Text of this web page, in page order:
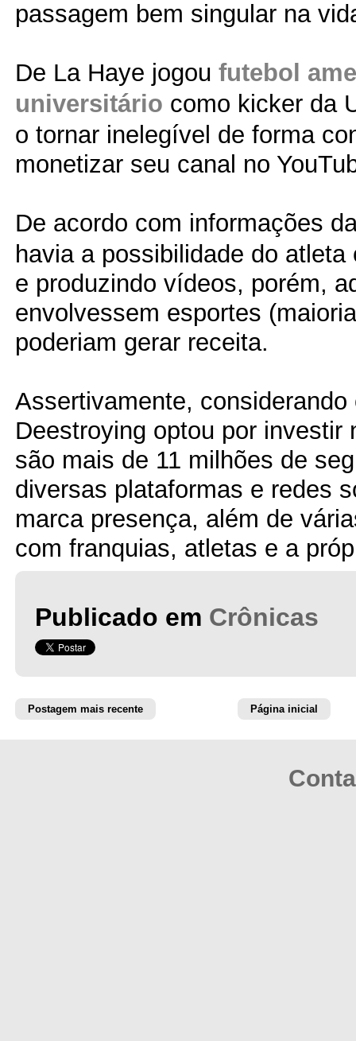
passagem bem singular na
De La Haye jogou futebol
universitário como kicker da
o tornar inelegível de forma
monetizar seu canal no
De acordo com informações
havia a possibilidade do atleta
e produzindo vídeos, porém,
envolvessem esportes
poderiam gerar receita.
Assertivamente,
Deestroying optou por investir
são mais de 11 milhões de
diversas plataformas e redes
marca presença, além de
com franquias, atletas e a
Publicado em Crônicas
Postagem mais recente Página inicial